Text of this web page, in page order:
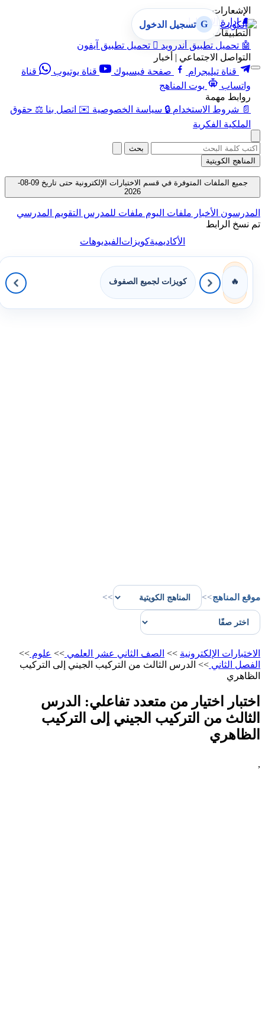
الإشعارات
🔔 إدارة الإشعارات
التطبيقات
🤖 تحميل تطبيق أندرويد  تحميل تطبيق آيفون
التواصل الاجتماعي | أخبار
قناة تيليجرام
صفحة فيسبوك قناة يوتيوب
قناة
واتساب
بوت المناهج
روابط مهمة
📄 شروط الاستخدام 🔒 سياسة الخصوصية ✉️ اتصل بنا ⚖️ حقوق
الملكية الفكرية
G تسجيل الدخول
بحث
المناهج الكويتية
جميع الملفات المتوفرة في قسم الاختبارات الإلكترونية حتى تاريخ 09-08-
2026
المدرسون الأخبار ملفات اليوم ملفات للمدرس التقويم المدرسي
تم نسخ الرابط
الأكاديميةكويزاتالفيديوهات
🔥 كويزات لجميع الصفوف
موقع المناهج>>
>>
الاختبارات الإلكترونية >> الصف الثاني عشر العلمي >> علوم >>
الفصل الثاني >> الدرس الثالث من التركيب الجيني إلى التركيب
الظاهري
اختبار اختيار من متعدد تفاعلي: الدرس
الثالث من التركيب الجيني إلى التركيب
الظاهري